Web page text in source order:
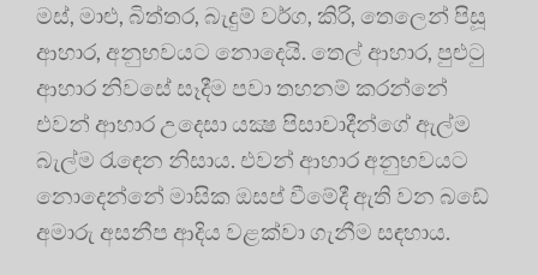
මස්‌, මාළු, බිත්තර, බැදුම් වර්ග, කිරි, තෙලෙන් පිසූ
ආහාර, අනුභවයට නොදෙයි. තෙල් ආහාර, පුළුටු
ආහාර නිවසේ සෑදීම පවා තහනම් කරන්නේ
එවන් ආහාර උදෙසා යක්‍ෂ පිසාචාදීන්ගේ ඇල්ම
බැල්ම රැඳෙන නිසාය. එවන් ආහාර අනුභවයට
නොදෙන්නේ මාසික ඔසප් වීමේදී ඇති වන බඩේ
අමාරු අසනීප ආදිය වළක්‌වා ගැනීම සඳහාය.